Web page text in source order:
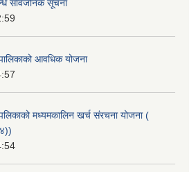
सार्वजनिक सूचना
आवधिक योजना
मध्यमकालिन खर्च संरचना योजना (